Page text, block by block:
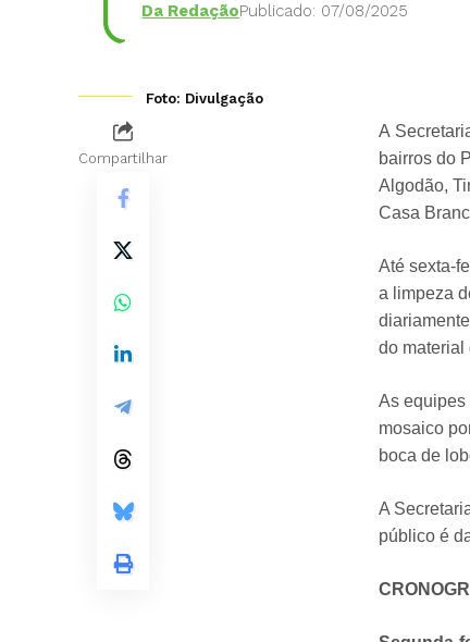
Da RedaçãoPublicado: 07/08/2025
Foto: Divulgação
Compartilhar
A
bairros do
Algodão,
Casa
Até sexta-
a limpeza
do material
As equipes
mosaico
boca de
A
público é